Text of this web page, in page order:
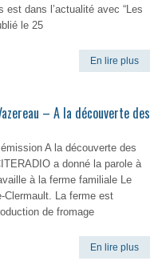
dans l’actualité avec “Les
le 25
En lire plus
– A la découverte des
A la découverte des
a donné la parole à
à la ferme familiale Le
Clermault. La ferme est
de fromage
En lire plus